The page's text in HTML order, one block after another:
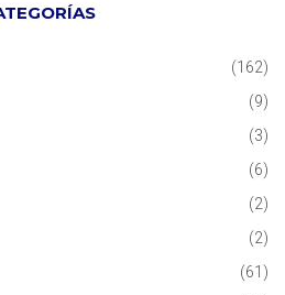
(162)
(9)
(3)
(6)
(2)
(2)
(61)